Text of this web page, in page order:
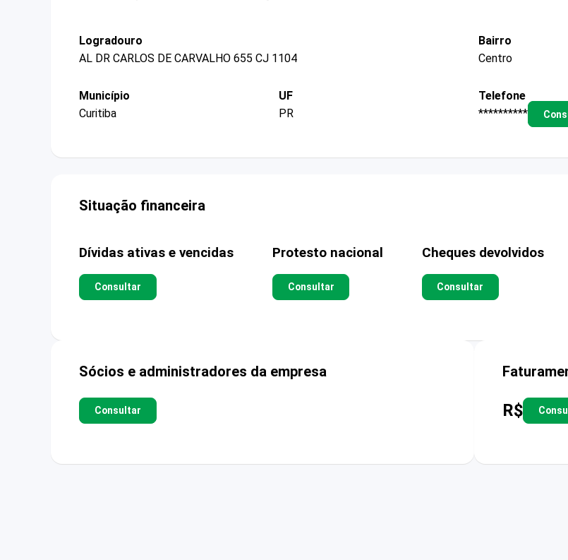
Logradouro
AL DR CARLOS DE CARVALHO 655 CJ 1104
Bairro
Centro
Município
Curitiba
UF
PR
Telefone
**********
Situação financeira
Dívidas ativas e vencidas
Consultar
Protesto nacional
Consultar
Cheques devolvidos
Consultar
Sócios e administradores da empresa
Consultar R$